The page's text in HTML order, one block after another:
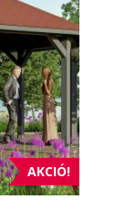
AKCIÓ!